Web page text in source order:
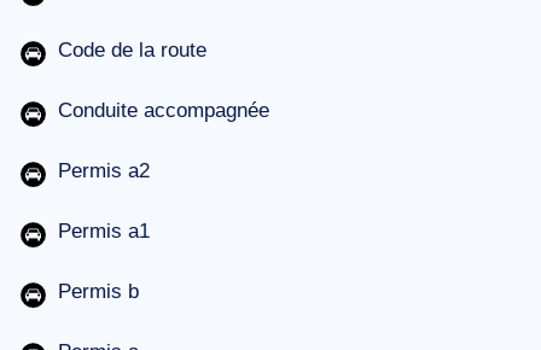
Code de la route
Conduite accompagnée
Permis a2
Permis a1
Permis b